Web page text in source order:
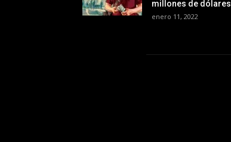
millones de dólares
enero 11, 2022